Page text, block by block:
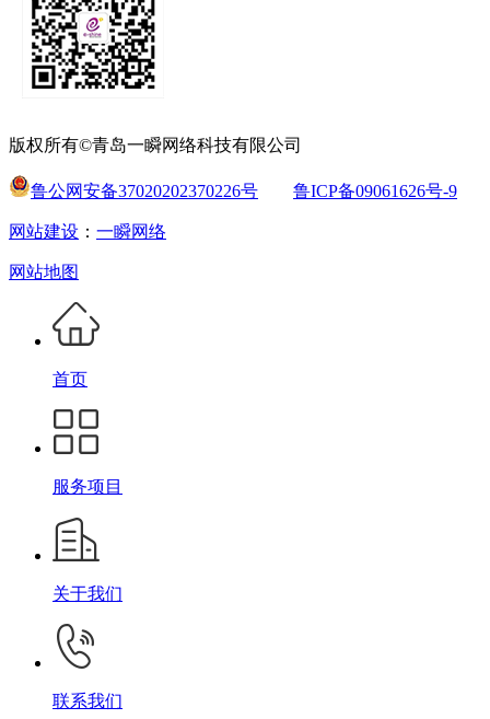
版权所有©青岛一瞬网络科技有限公司
鲁公网安备37020202370226号 鲁ICP备09061626号-9
网站建设 ： 一瞬网络
网站地图
首页
服务项目
关于我们
联系我们